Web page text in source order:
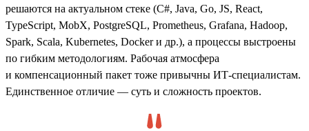
решаются на актуальном стеке (С#, Java, Go, JS, React,
TypeScript, MobX, PostgreSQL, Prometheus, Grafana, Hadoop,
Spark, Scala, Kubernetes, Doсker и др.), а процессы выстроены
по гибким методологиям. Рабочая атмосфера
и компенсационный пакет тоже привычны ИТ-специалистам.
Единственное отличие — суть и сложность проектов.